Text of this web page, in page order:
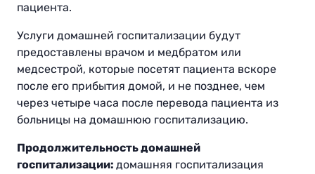
пациента.
Услуги домашней госпитализации будут
предоставлены врачом и медбратом или
медсестрой, которые посетят пациента вскоре
после его прибытия домой, и не позднее, чем
через четыре часа после перевода пациента из
больницы на домашнюю госпитализацию.
Продолжительность домашней
госпитализации: домашняя госпитализация